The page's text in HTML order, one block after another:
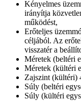
Kényelmes
irányítja
működést,
Erőteljes
céljából. Az
visszatér a
Méretek (beltéri
Méretek (kültéri
Zajszint (kültéri)
Súly (beltéri
Súly (kültéri